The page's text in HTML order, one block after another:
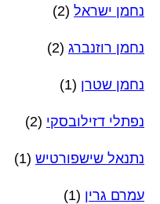
נחמן ישראל (2)
נחמן רוזנברג (2)
נחמן שטרן (1)
נפתלי דזילובסקי (2)
נתנאל שישפורטיש (1)
עמרם גרין (1)